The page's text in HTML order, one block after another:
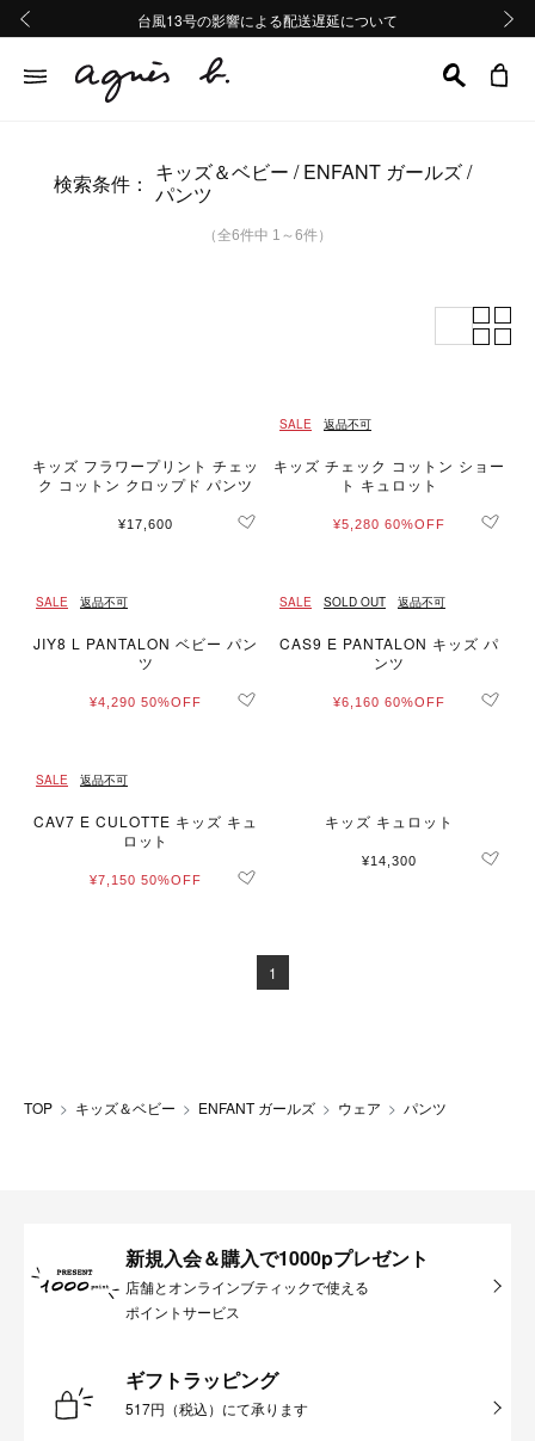
熊本地域地震の影響による配送遅延について
Summer Sale 2buy10%OFF!!
台風13号の影響による配送遅延について
熊本地域地震の影響による配送遅延について
Summer Sale 2buy10%OFF!!
検索条件： キッズ＆ベビー
ENFANT ガールズ
パンツ
（全6件中 1～6件）
キッズ フラワープリント チェッ
ク コットン クロップド パンツ
¥17,600
SALE 返品不可
キッズ チェック コットン ショー
ト キュロット
¥5,280 60%OFF
SALE 返品不可
JIY8 L PANTALON ベビー パン
ツ
¥4,290 50%OFF
SALE SOLD OUT 返品不可
CAS9 E PANTALON キッズ パ
ンツ
¥6,160 60%OFF
SALE 返品不可
CAV7 E CULOTTE キッズ キュ
ロット
¥7,150 50%OFF
キッズ キュロット
¥14,300
1
TOP キッズ＆ベビー ENFANT ガールズ ウェア パンツ
新規入会＆購入で1000pプレゼント
店舗とオンラインブティックで使える
ポイントサービス
ギフトラッピング
517円（税込）にて承ります